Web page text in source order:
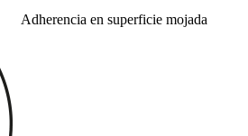
Adherencia en superficie mojada